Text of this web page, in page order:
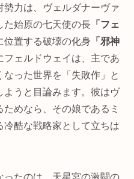
力は、ヴェルダナーヴァ
た始原の七天使の長 「フェ
位置する破壊の化身 「邪神
フェルドウェイは、主であ
った世界を「失敗作」と
ようと目論みます。彼はヴ
めなら、その娘であるミ
冷酷な戦略家として立ちは
ったのは、天星宮の激闘の